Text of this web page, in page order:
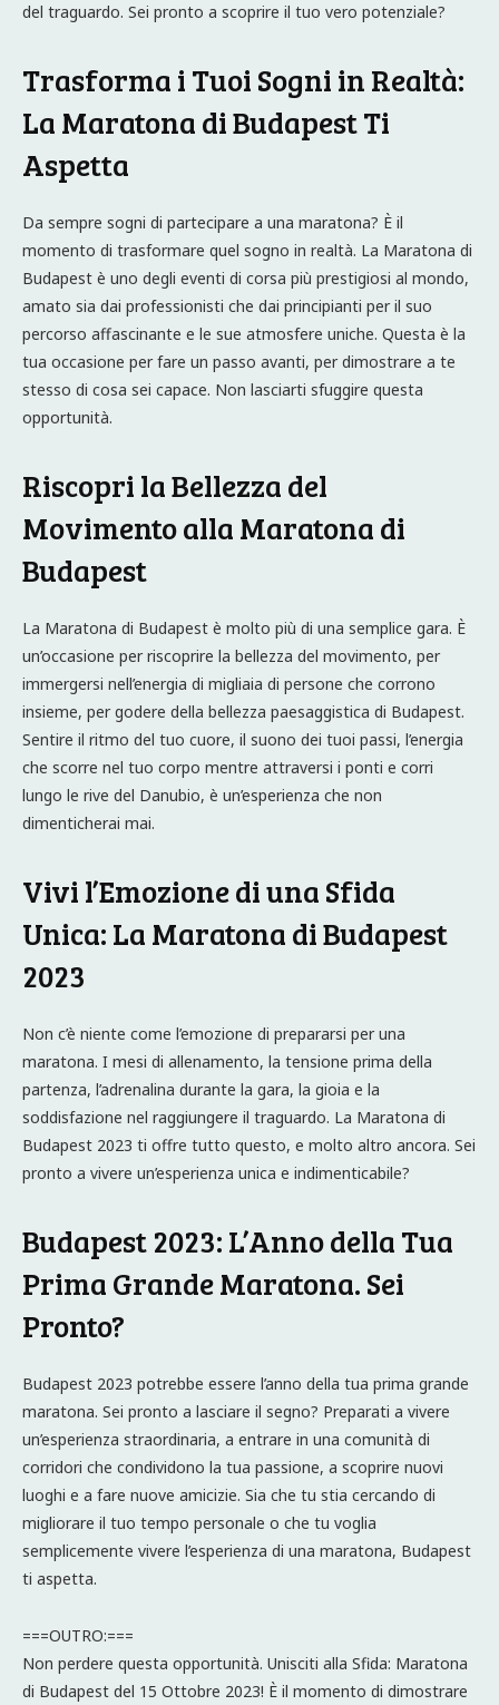
del traguardo. Sei pronto a scoprire il tuo vero potenziale?
Trasforma i Tuoi Sogni in Realtà:
La Maratona di Budapest Ti
Aspetta
Da sempre sogni di partecipare a una maratona? È il
momento di trasformare quel sogno in realtà. La Maratona di
Budapest è uno degli eventi di corsa più prestigiosi al mondo,
amato sia dai professionisti che dai principianti per il suo
percorso affascinante e le sue atmosfere uniche. Questa è la
tua occasione per fare un passo avanti, per dimostrare a te
stesso di cosa sei capace. Non lasciarti sfuggire questa
opportunità.
Riscopri la Bellezza del
Movimento alla Maratona di
Budapest
La Maratona di Budapest è molto più di una semplice gara. È
un’occasione per riscoprire la bellezza del movimento, per
immergersi nell’energia di migliaia di persone che corrono
insieme, per godere della bellezza paesaggistica di Budapest.
Sentire il ritmo del tuo cuore, il suono dei tuoi passi, l’energia
che scorre nel tuo corpo mentre attraversi i ponti e corri
lungo le rive del Danubio, è un’esperienza che non
dimenticherai mai.
Vivi l’Emozione di una Sfida
Unica: La Maratona di Budapest
2023
Non c’è niente come l’emozione di prepararsi per una
maratona. I mesi di allenamento, la tensione prima della
partenza, l’adrenalina durante la gara, la gioia e la
soddisfazione nel raggiungere il traguardo. La Maratona di
Budapest 2023 ti offre tutto questo, e molto altro ancora. Sei
pronto a vivere un’esperienza unica e indimenticabile?
Budapest 2023: L’Anno della Tua
Prima Grande Maratona. Sei
Pronto?
Budapest 2023 potrebbe essere l’anno della tua prima grande
maratona. Sei pronto a lasciare il segno? Preparati a vivere
un’esperienza straordinaria, a entrare in una comunità di
corridori che condividono la tua passione, a scoprire nuovi
luoghi e a fare nuove amicizie. Sia che tu stia cercando di
migliorare il tuo tempo personale o che tu voglia
semplicemente vivere l’esperienza di una maratona, Budapest
ti aspetta.
===OUTRO:===
Non perdere questa opportunità. Unisciti alla Sfida: Maratona
di Budapest del 15 Ottobre 2023! È il momento di dimostrare